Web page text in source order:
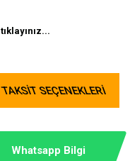
TAKSİT SEÇENEKLERİ
Whatsapp Bilgi